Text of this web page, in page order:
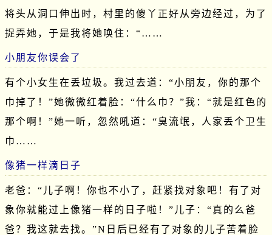
将头从洞口伸出时，村里的傻丫正好从旁边经过，为了
捉弄她，于是我将她唤住：“……
小朋友你误会了
有个小女生在丢垃圾。我过去道：“小朋友，你的那个
巾掉了！”她微微红着脸：“什么巾？”我：“就是红色的
那个啊！”她一听，忽然吼道：“臭流氓，人家丢个卫生
巾……
像猪一样滴日子
老爸：“儿子啊！你也不小了，赶紧找对象吧！有了对
象你就能过上像猪一样的日子啦！”儿子：“真的么爸
爸？我这就去找。”N日后已经有了对象的儿子苦着脸